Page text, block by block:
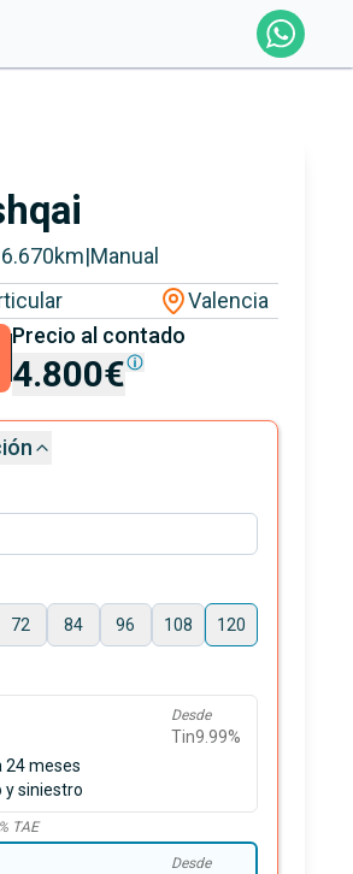
km|Manual
Valencia
Precio al contado
4.800€
72 84 96 108 120
Desde
Tin9.99%
24 meses
y siniestro
TAE
Desde